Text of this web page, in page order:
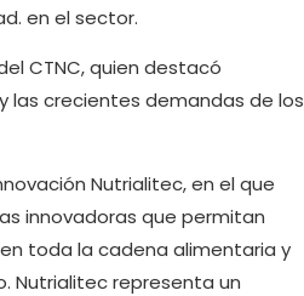
en el sector.
CTNC, quien destacó
las crecientes demandas de los
Nutrialitec, en el que
innovadoras que permitan
toda la cadena alimentaria y
Nutrialitec representa un